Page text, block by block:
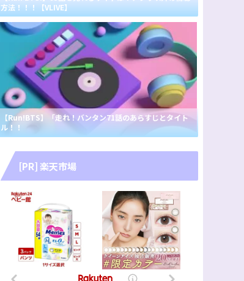
方法！！！【VLIVE】
【Run!BTS】「走れ！バンタン71話のあらすじとタイト
ル！！
[PR] 楽天市場